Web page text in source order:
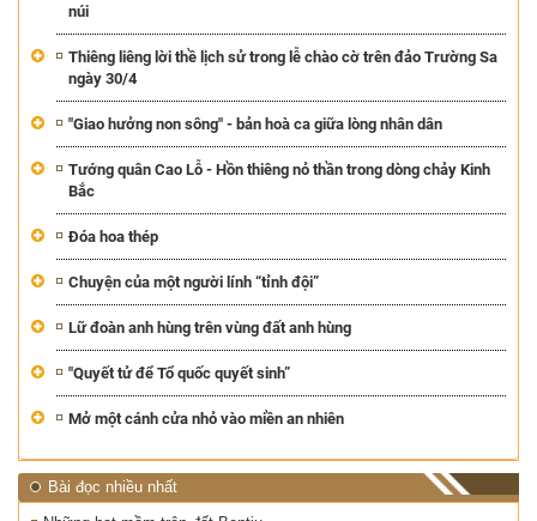
núi
Thiêng liêng lời thề lịch sử trong lễ chào cờ trên đảo Trường Sa
ngày 30/4
"Giao hưởng non sông" - bản hoà ca giữa lòng nhân dân
Tướng quân Cao Lỗ - Hồn thiêng nỏ thần trong dòng chảy Kinh
Bắc
Đóa hoa thép
Chuyện của một người lính “tỉnh đội”
Lữ đoàn anh hùng trên vùng đất anh hùng
"Quyết tử để Tổ quốc quyết sinh”
Mở một cánh cửa nhỏ vào miền an nhiên
Bài đọc nhiều nhất